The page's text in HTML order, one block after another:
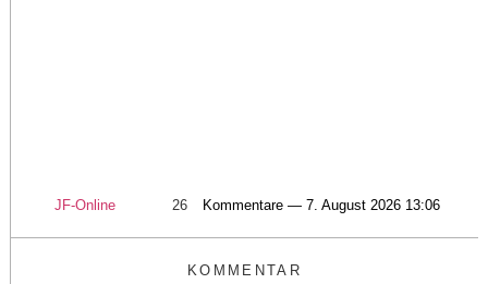
JF-Online 26 Kommentare — 7. August 2026 13:06
KOMMENTAR